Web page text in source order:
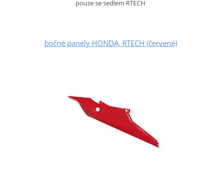
pouze se sedlem RTECH
bočné panely HONDA, RTECH (červené)